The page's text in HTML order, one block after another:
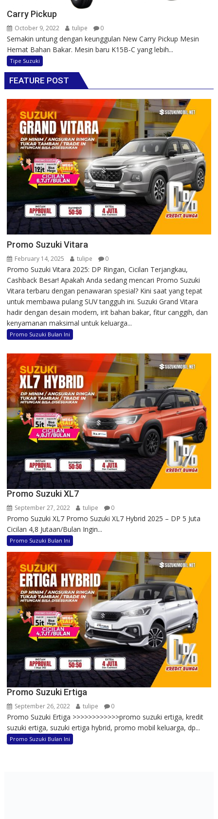
Carry Pickup
October 9, 2022 tulipe 0
Semakin untung dengan keunggulan New Carry Pickup Mesin
Hemat Bahan Bakar. Mesin baru K15B-C yang lebih...
Tipe Suzuki
FEATURE POST
Promo Suzuki Vitara
February 14, 2025 tulipe 0
Promo Suzuki Vitara 2025: DP Ringan, Cicilan Terjangkau,
Cashback Besar! Apakah Anda sedang mencari Promo Suzuki
Vitara terbaru dengan penawaran spesial? Kini saat yang tepat
untuk membawa pulang SUV tangguh ini. Suzuki Grand Vitara
hadir dengan desain modern, irit bahan bakar, fitur canggih, dan
kenyamanan maksimal untuk keluarga...
Promo Suzuki Bulan Ini
Promo Suzuki XL7
September 27, 2022 tulipe 0
Promo Suzuki XL7 Promo Suzuki XL7 Hybrid 2025 – DP 5 Juta
Cicilan 4,8 Jutaan/Bulan Ingin...
Promo Suzuki Bulan Ini
Promo Suzuki Ertiga
September 26, 2022 tulipe 0
Promo Suzuki Ertiga >>>>>>>>>>>>promo suzuki ertiga, kredit
suzuki ertiga, suzuki ertiga hybrid, promo mobil keluarga, dp...
Promo Suzuki Bulan Ini